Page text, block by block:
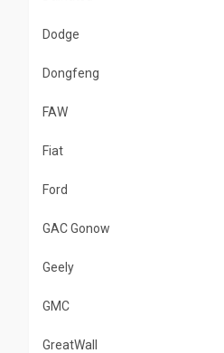
Dodge
Dongfeng
FAW
Fiat
Ford
GAC Gonow
Geely
GMC
GreatWall